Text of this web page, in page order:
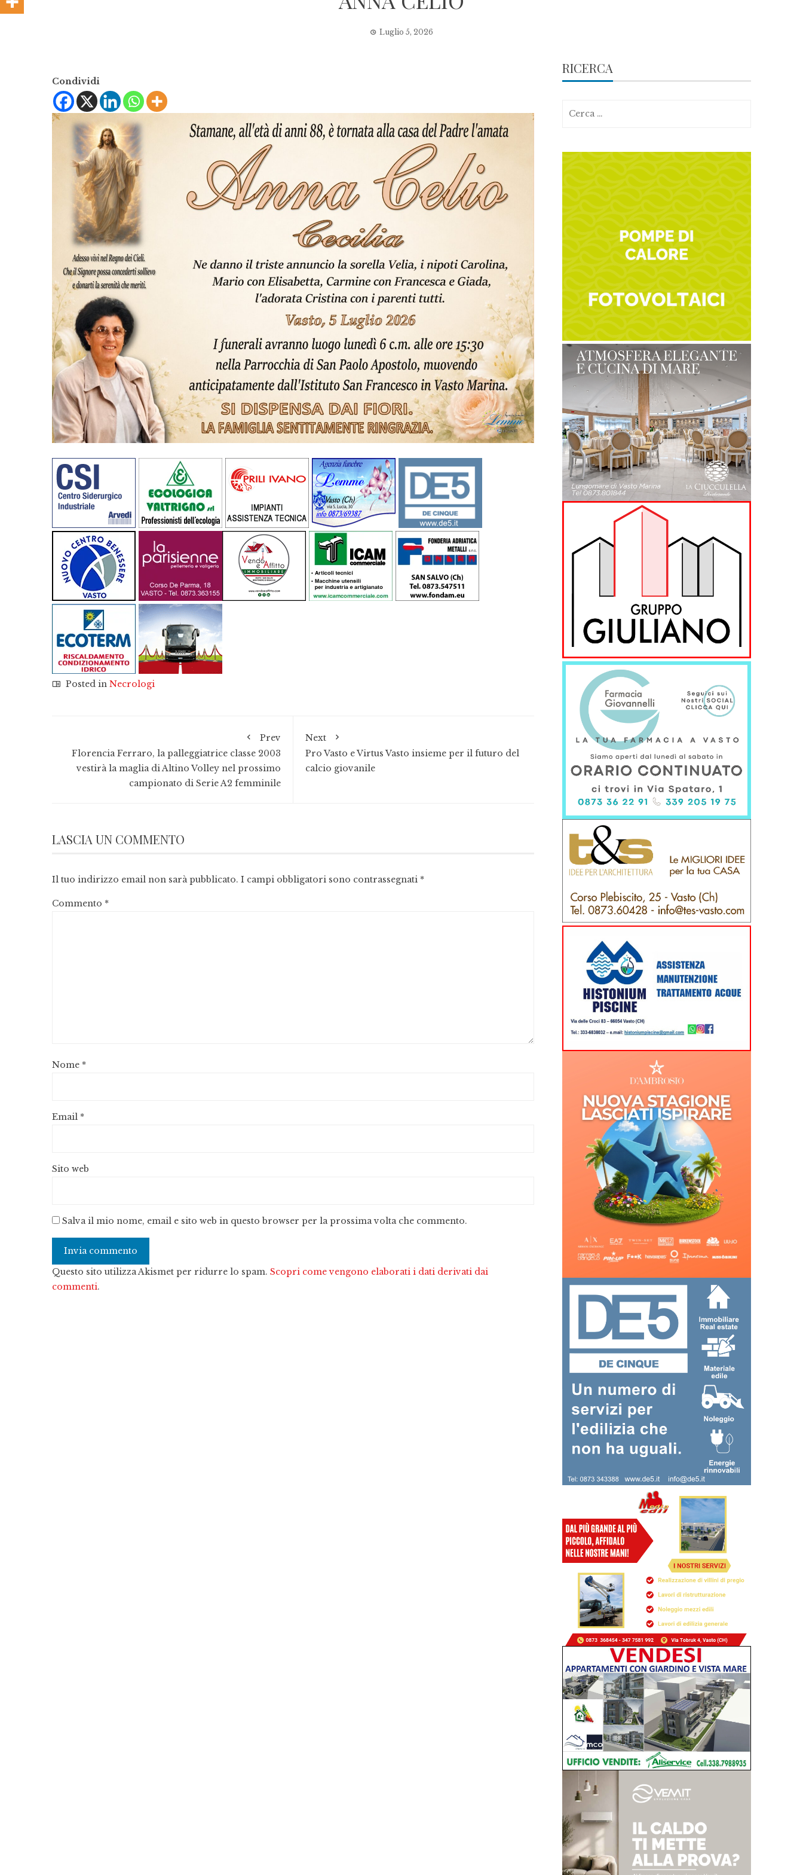
Luglio 5, 2026
Condividi
Posted in Necrologi
Prev
Florencia Ferraro, la palleggiatrice classe 2003
vestirà la maglia di Altino Volley nel prossimo
campionato di Serie A2 femminile
Next
Pro Vasto e Virtus Vasto insieme per il futuro del
calcio giovanile
LASCIA UN COMMENTO
Il tuo indirizzo email non sarà pubblicato. I campi obbligatori sono contrassegnati *
Commento *
Nome *
Email *
Sito web
Salva il mio nome, email e sito web in questo browser per la prossima volta che commento.
Questo sito utilizza Akismet per ridurre lo spam. Scopri come vengono elaborati i dati derivati dai
commenti.
RICERCA